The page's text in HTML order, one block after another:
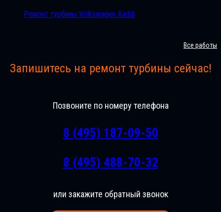
Ремонт турбины Volkswagen Kaddi
Все работы
Запишитесь на ремонт турбины сейчас!
Позвоните по номеру телефона
8 (495) 187-09-50
8 (495) 488-70-32
или закажите обратный звонок